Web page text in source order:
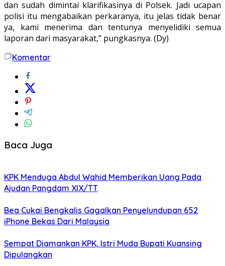
dan sudah dimintai klarifikasinya di Polsek. Jadi ucapan
polisi itu mengabaikan perkaranya, itu jelas tidak benar
ya, kami menerima dan tentunya menyelidiki semua
laporan dari masyarakat,” pungkasnya. (Dy)
Komentar
Baca Juga
KPK Menduga Abdul Wahid Memberikan Uang Pada
Ajudan Pangdam XIX/TT
Bea Cukai Bengkalis Gagalkan Penyelundupan 652
iPhone Bekas Dari Malaysia
Sempat Diamankan KPK, Istri Muda Bupati Kuansing
Dipulangkan